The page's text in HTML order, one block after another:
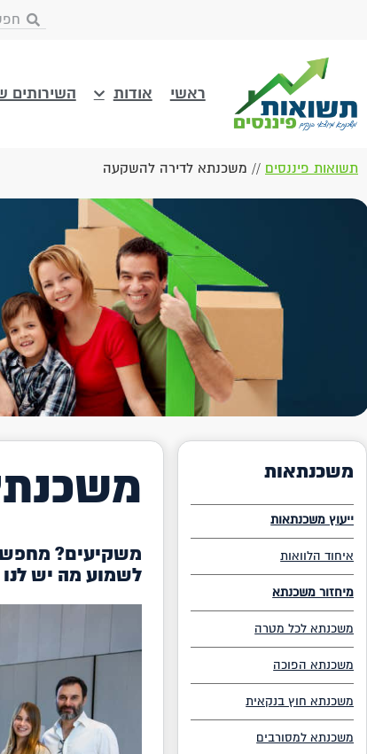
ראשי אודות השירותים
תשואות פיננסים // משכנתא לדירה להשקעה
משכנתאות
ייעוץ משכנתאות
איחוד הלוואות
מיחזור משכנתא
משכנתא לכל מטרה
משכנתא הפוכה
משכנתא חוץ בנקאית
משכנתא למסורבים
משקיעים?
לשמוע מה יש